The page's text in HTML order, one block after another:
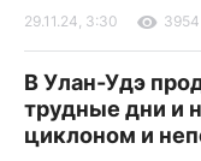
29.11.24, 3:30 3954
В Улан-Удэ
трудные дни и
циклоном и